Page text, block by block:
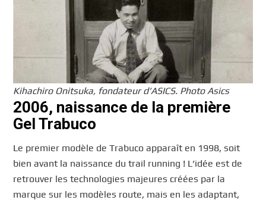
Kihachiro Onitsuka, fondateur d’ASICS. Photo Asics
2006, naissance de la première
Gel Trabuco
Le premier modèle de Trabuco apparaît en 1998, soit
bien avant la naissance du trail running ! L’idée est de
retrouver les technologies majeures créées par la
marque sur les modèles route, mais en les adaptant,